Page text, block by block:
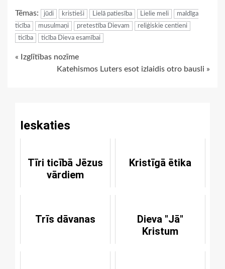
Tēmas: jūdi kristieši Lielā patiesība Lielie meli
maldīga
ticība
musulmaņi pretestība Dievam
reliģiskie centieni
ticība
ticība Dieva esamībai
Continue
« Izglītības nozīme
Katehismos Luters esot izlaidis otro bausli »
Ieskaties
Tīri ticībā Jēzus
vārdiem
Kristīgā ētika
Trīs dāvanas
Dieva "Jā"
Kristum